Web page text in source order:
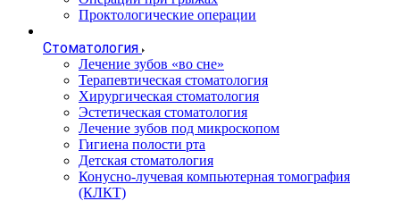
Проктологические операции
Стоматология
Лечение зубов «во сне»
Терапевтическая стоматология
Хирургическая стоматология
Эстетическая стоматология
Лечение зубов под микроскопом
Гигиена полости рта
Детская стоматология
Конусно-лучевая компьютерная томография
(КЛКТ)